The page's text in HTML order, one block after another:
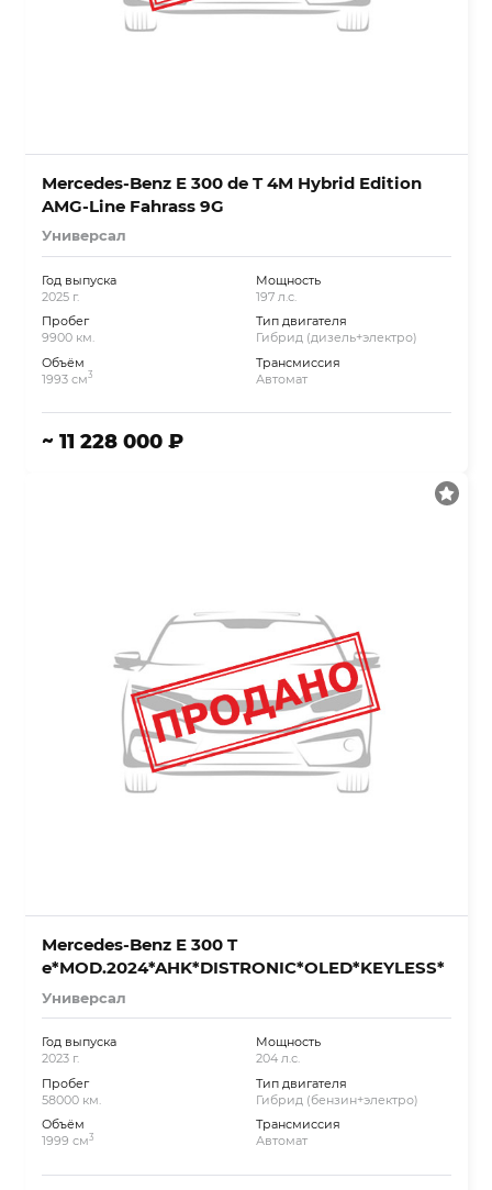
Mercedes-Benz E 300 de T 4M Hybrid Edition
AMG-Line Fahrass 9G
Универсал
Год выпуска
2025 г.
Пробег
9900 км.
Объём
1993 см3
Мощность
197 л.с.
Тип двигателя
Гибрид (дизель+электро)
Трансмиссия
Автомат
~ 11 228 000 ₽
Mercedes-Benz E 300 T
e*MOD.2024*AHK*DISTRONIC*OLED*KEYLESS*
Универсал
Год выпуска
2023 г.
Пробег
58000 км.
Объём
1999 см3
Мощность
204 л.с.
Тип двигателя
Гибрид (бензин+электро)
Трансмиссия
Автомат